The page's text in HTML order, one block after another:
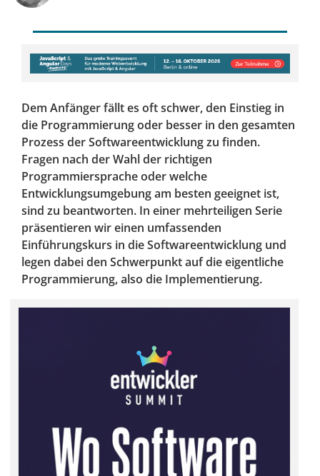
Dem Anfänger fällt es oft schwer, den Einstieg in
die Programmierung oder besser in den gesamten
Prozess der Softwareentwicklung zu finden.
Fragen nach der Wahl der richtigen
Programmiersprache oder welche
Entwicklungsumgebung am besten geeignet ist,
sind zu beantworten. In einer mehrteiligen Serie
präsentieren wir einen umfassenden
Einführungskurs in die Softwareentwicklung und
legen dabei den Schwerpunkt auf die eigentliche
Programmierung, also die Implementierung.